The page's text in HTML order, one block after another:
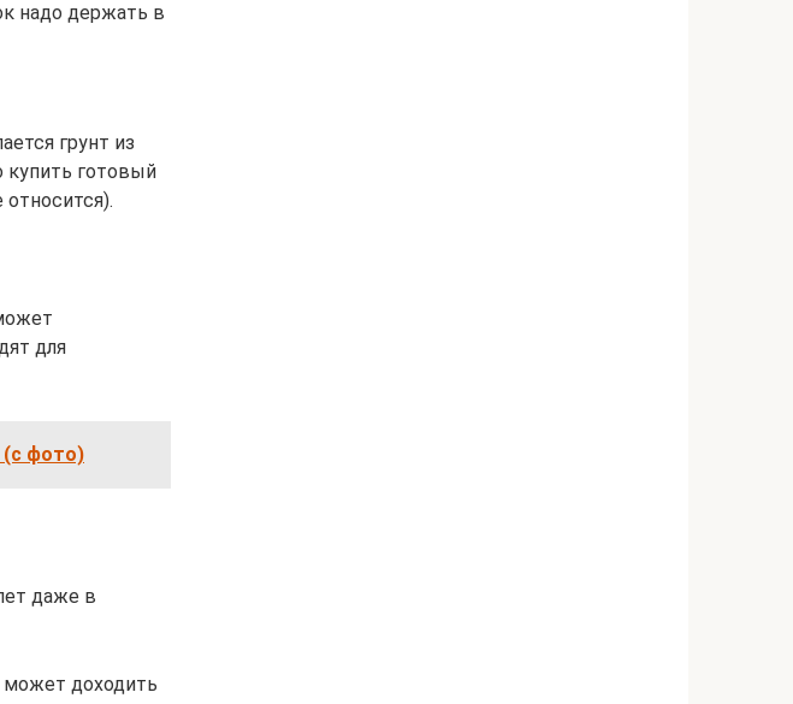
надо держать в
грунт из
купить готовый
для
(с фото)
даже в
может доходить